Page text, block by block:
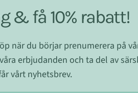
& få 10% rabatt!
när du börjar prenumerera på
erbjudanden och ta del av
vårt nyhetsbrev.